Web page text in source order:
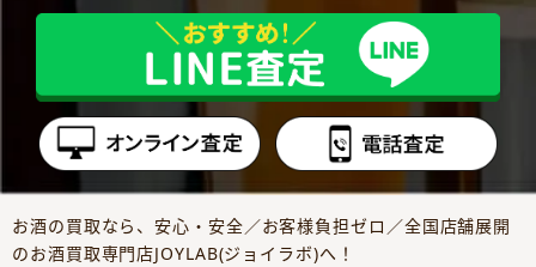
お酒の買取なら、安心・安全／お客様負担ゼロ／全国店舗展開
のお酒買取専門店JOYLAB(ジョイラボ)へ！